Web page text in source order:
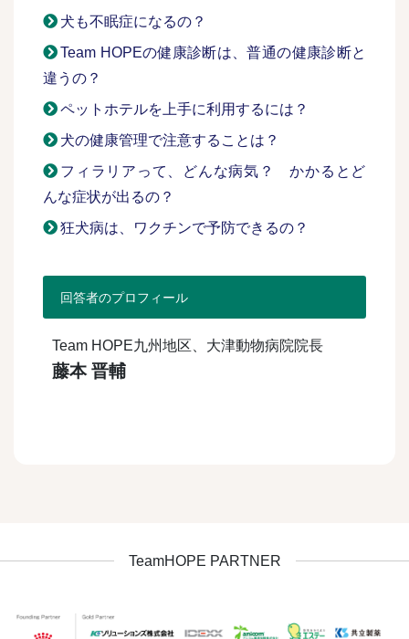
犬も不眠症になるの？
Team HOPEの健康診断は、普通の健康診断と
違うの？
ペットホテルを上手に利用するには？
犬の健康管理で注意することは？
フィラリアって、どんな病気？ かかるとど
んな症状が出るの？
狂犬病は、ワクチンで予防できるの？
回答者のプロフィール
Team HOPE九州地区、大津動物病院院長
藤本 晋輔
TeamHOPE PARTNER